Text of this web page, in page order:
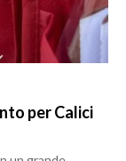
per Calici